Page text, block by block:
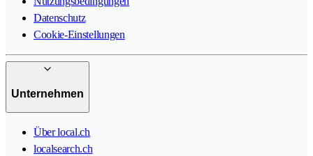
Datenschutz
Cookie-Einstellungen
Unternehmen
Über local.ch
localsearch.ch